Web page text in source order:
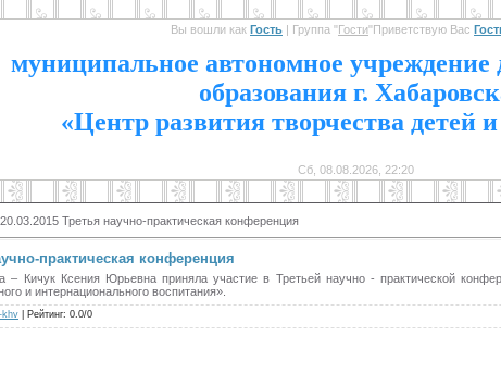
Вы вошли как Гость | Группа "Гости"Приветствую Вас
муниципальное автономное учреждение
образования г.
«Центр развития творчества детей
Сб, 08.08.2026, 22:20
Третья научно-практическая конференция
практическая конференция
– Кичук Ксения Юрьевна приняла участие в Третьей научно - практической
и интернационального воспитания».
khv Рейтинг: 0.0/0